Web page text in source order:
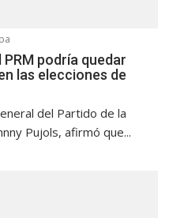
podría quedar
las elecciones de
del Partido de la
Pujols, afirmó que...